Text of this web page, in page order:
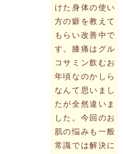
けた身体の使い
方の癖を教えて
もらい改善中で
す。膝痛はグル
コサミン飲むお
年頃なのかしら
なんて思いまし
たが全然違いま
した。今回のお
肌の悩みも一般
常識では解決に